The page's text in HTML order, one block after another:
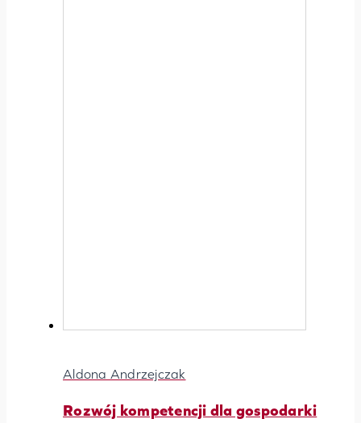
Aldona Andrzejczak
Rozwój kompetencji dla gospodarki